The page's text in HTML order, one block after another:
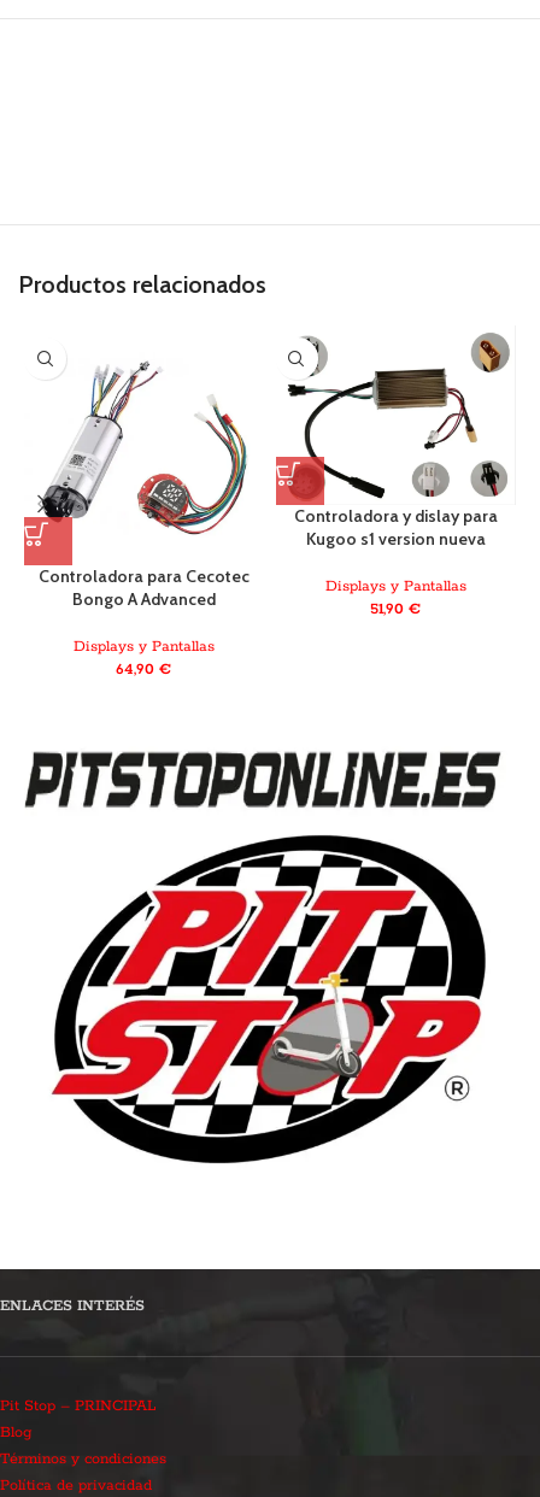
Productos relacionados
Controladora para Cecotec
Bongo A Advanced
Displays y Pantallas
64,90€
Controladora y dislay para
Kugoo s1 version nueva
Displays y Pantallas
51,90€
ENLACES INTERÉS
Pit Stop – PRINCIPAL
Blog
Términos y condiciones
Política de privacidad